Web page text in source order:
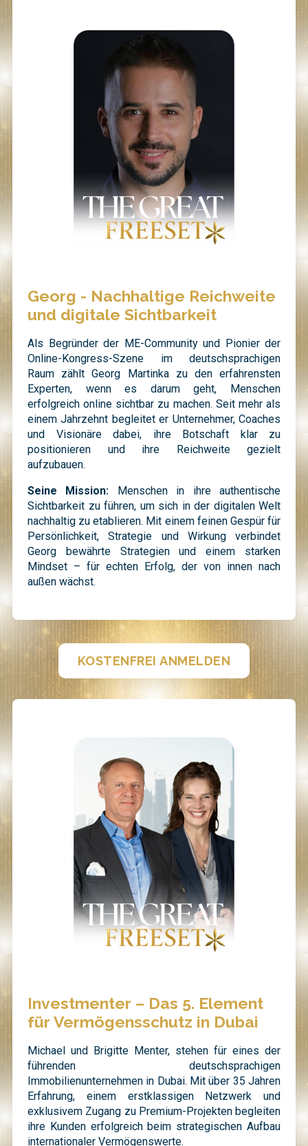
Georg - Nachhaltige Reichweite
und digitale Sichtbarkeit
Als Begründer der ME-Community und Pionier der
Online-Kongress-Szene im deutschsprachigen
Raum zählt Georg Martinka zu den erfahrensten
Experten, wenn es darum geht, Menschen
erfolgreich online sichtbar zu machen. Seit mehr als
einem Jahrzehnt begleitet er Unternehmer, Coaches
und Visionäre dabei, ihre Botschaft klar zu
positionieren und ihre Reichweite gezielt
aufzubauen.
Seine Mission:
Menschen in ihre authentische
Sichtbarkeit zu führen, um sich in der digitalen Welt
nachhaltig zu etablieren. Mit einem feinen Gespür für
Persönlichkeit, Strategie und Wirkung verbindet
Georg bewährte Strategien und einem starken
Mindset – für echten Erfolg, der von innen nach
außen wächst.
KOSTENFREI ANMELDEN
Investmenter – Das 5. Element
für Vermögensschutz in Dubai
Michael und Brigitte Menter, stehen für eines der
führenden deutschsprachigen
Immobilienunternehmen in Dubai. Mit über 35 Jahren
Erfahrung, einem erstklassigen Netzwerk und
exklusivem Zugang zu Premium-Projekten begleiten
ihre Kunden erfolgreich beim strategischen Aufbau
internationaler Vermögenswerte.